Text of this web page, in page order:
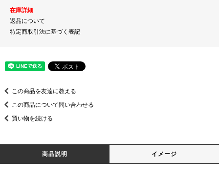
在庫詳細
返品について
特定商取引法に基づく表記
この商品を友達に教える
この商品について問い合わせる
買い物を続ける
商品説明 イメージ